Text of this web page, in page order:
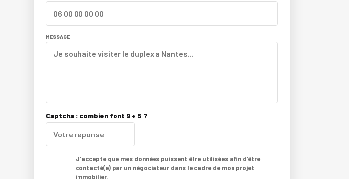
MESSAGE
Captcha : combien font 9 + 5 ?
J’accepte que mes données puissent être utilisées afin d’être
contacté(e) par un négociateur dans le cadre de mon projet
immobilier.